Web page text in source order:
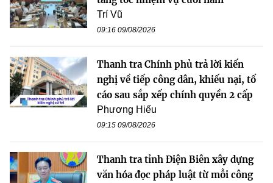
Trí Vũ
09:16 09/08/2026
Thanh tra Chính phủ trả lời kiến
nghị về tiếp công dân, khiếu nại, tố
cáo sau sắp xếp chính quyền 2 cấp
Phương Hiếu
09:15 09/08/2026
Thanh tra tỉnh Điện Biên xây dựng
văn hóa đọc pháp luật từ mỗi công